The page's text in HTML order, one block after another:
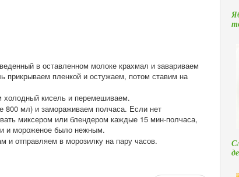
в оставленном молоке крахмал и завариваем
прикрываем пленкой и остужаем, потом ставим на
холодный кисель и перемешиваем.
800 мл) и замораживаем полчаса. Если нет
миксером или блендером каждые 15 мин-полчаса,
и мороженое было нежным.
и отправляем в морозилку на пару часов.